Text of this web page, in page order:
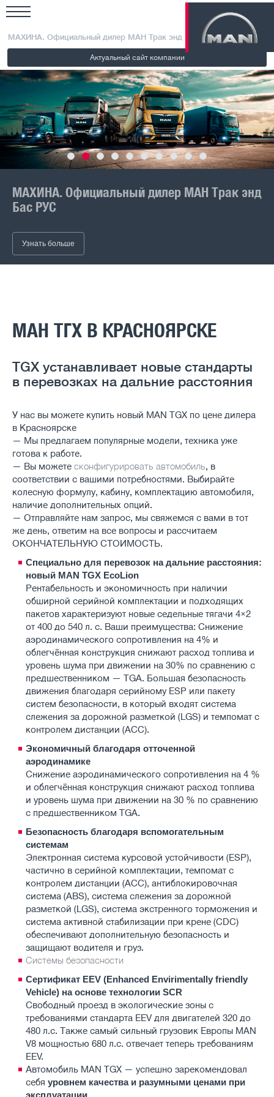
МАХИНА. Официальный дилер МАН Трак энд Бас РУС
Актуальный сайт компании
МЕЖДУГОРОДНЫЕ АВТОБУСЫ MAN
МАН ТГХ В КРАСНОЯРСКЕ
TGX устанавливает новые стандарты
в перевозках на дальние расстояния
У нас вы можете купить новый MAN TGX по цене дилера
в Красноярске
— Мы предлагаем популярные модели, техника уже
готова к работе.
— Вы можете сконфигурировать автомобиль , в
соответствии с вашими потребностями. Выбирайте
колесную формулу, кабину, комплектацию автомобиля,
наличие дополнительных опций.
— Отправляйте нам запрос, мы свяжемся с вами в тот
же день, ответим на все вопросы и рассчитаем
ОКОНЧАТЕЛЬНУЮ СТОИМОСТЬ.
Специально для перевозок на дальние расстояния:
новый MAN TGX EcoLion
Рентабельность и экономичность при наличии
обширной серийной комплектации и подходящих
пакетов характеризуют новые седельные тягачи 4×2
от 400 до 540 л. с. Ваши преимущества: Снижение
аэродинамического сопротивления на 4% и
облегчённая конструкция снижают расход топлива и
уровень шума при движении на 30% по сравнению с
предшественником — TGA. Большая безопасность
движения благодаря серийному ESP или пакету
систем безопасности, в который входят система
слежения за дорожной разметкой (LGS) и темпомат с
контролем дистанции (ACC).
Экономичный благодаря отточенной
аэродинамике
Снижение аэродинамического сопротивления на 4 %
и облегчённая конструкция снижают расход топлива
и уровень шума при движении на 30 % по сравнению
с предшественником TGA.
Безопасность благодаря вспомогательным
системам
Электронная система курсовой устойчивости (ESP),
частично в серийной комплектации, темпомат с
контролем дистанции (ACC), антиблокировочная
система (ABS), система слежения за дорожной
разметкой (LGS), система экстренного торможения и
система активной стабилизации при крене (CDC)
обеспечивают дополнительную безопасность и
защищают водителя и груз.
Системы безопасности
Сертификат EEV (Enhanced Envirimentally friendly
Vehicle) на основе технологии SCR
Свободный проезд в экологические зоны с
требованиями стандарта EEV для двигателей 320 до
480 л.с. Также самый сильный грузовик Европы MAN
V8 мощностью 680 л.с. отвечает теперь требованиям
EEV.
Автомобиль MAN TGX — успешно зарекомендовал
себя уровнем качества и разумными ценами при
эксплуатации.